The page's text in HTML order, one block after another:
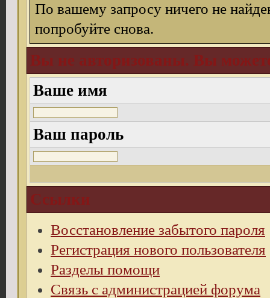
По вашему запросу ничего не
попробуйте снова.
Вы не авторизованы. Вы
Ваше имя
Ваш пароль
Ссылки
Восстановление забытого пароля
Регистрация нового пользователя
Разделы помощи
Связь с администрацией форума